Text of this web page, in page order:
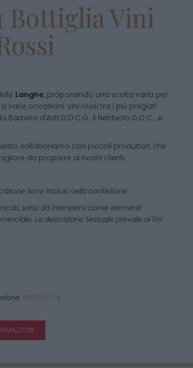
Bottiglia Vini
Langhe, proponendo una scelta varia per
varie occasioni: vini rossi tra i più pregiati
d’Asti D.O.C.G., il Nebbiolo D.O.C. , e
collaboriamo con piccoli produttori, che
da proporre ai nostri clienti.
sono inclusi nella confezione.
sono da intendersi come elementi
La descrizione testuale prevale ai fini
PRODOTTI➜